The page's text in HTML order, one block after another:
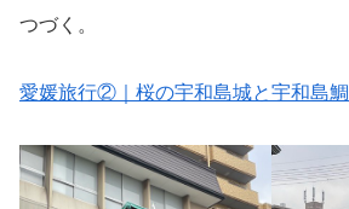
つづく。
愛媛旅行②｜桜の宇和島城と宇和島